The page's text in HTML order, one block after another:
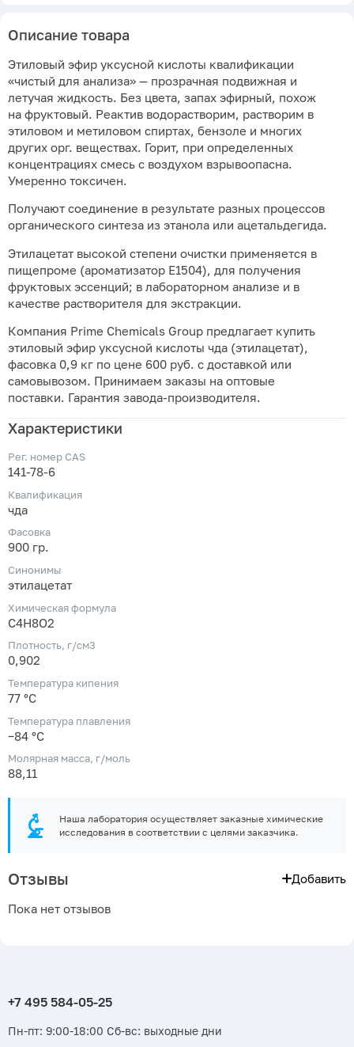
Описание товара
Этиловый эфир уксусной кислоты квалификации
«чистый для анализа» — прозрачная подвижная и
летучая жидкость. Без цвета, запах эфирный, похож
на фруктовый. Реактив водорастворим, растворим в
этиловом и метиловом спиртах, бензоле и многих
других орг. веществах. Горит, при определенных
концентрациях смесь с воздухом взрывоопасна.
Умеренно токсичен.
Получают соединение в результате разных процессов
органического синтеза из этанола или ацетальдегида.
Этилацетат высокой степени очистки применяется в
пищепроме (ароматизатор Е1504), для получения
фруктовых эссенций; в лабораторном анализе и в
качестве растворителя для экстракции.
Компания Prime Chemicals Group предлагает купить
этиловый эфир уксусной кислоты чда (этилацетат),
фасовка 0,9 кг по цене 600 руб. с доставкой или
самовывозом. Принимаем заказы на оптовые
поставки. Гарантия завода-производителя.
Характеристики
Рег. номер CAS
141-78-6
Квалификация
чда
Фасовка
900 гр.
Синонимы
этилацетат
Химическая формула
C4H8O2
Плотность, г/см3
0,902
Температура кипения
77 °C
Температура плавления
−84 °C
Молярная масса, г/моль
88,11
Наша лаборатория осуществляет заказные химические
исследования в соответствии с целями заказчика.
Отзывы Добавить
Пока нет отзывов
Пн-пт: 9:00-18:00 Сб-вс: выходные дни